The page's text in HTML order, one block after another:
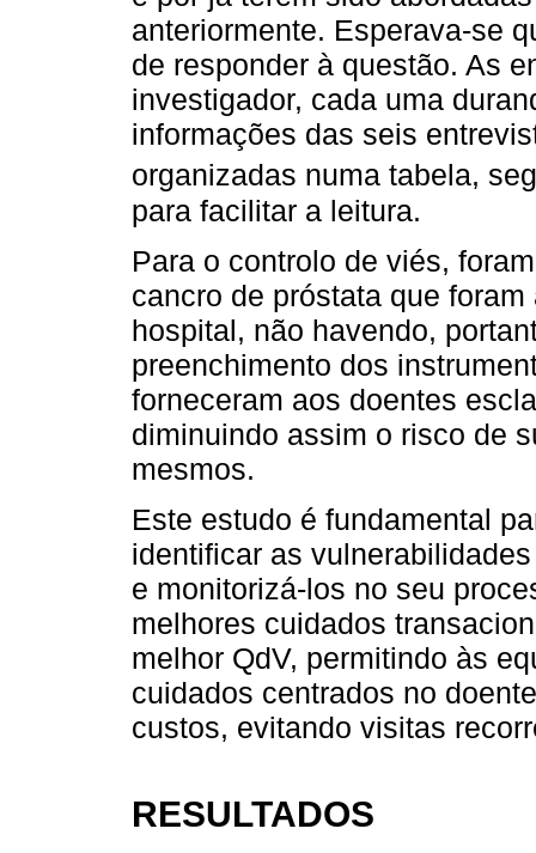
anteriormente. Esperava-se
de responder à questão. As
investigador, cada uma
informações das seis
organizadas numa tabela,
para facilitar a leitura.
Para o controlo de viés,
cancro de próstata que
hospital, não havendo,
preenchimento dos
forneceram aos doentes
diminuindo assim o risco de
mesmos.
Este estudo é fundamental
identificar as
e monitorizá-los no seu
melhores cuidados
melhor QdV, permitindo às
cuidados centrados no
custos, evitando visitas
RESULTADOS